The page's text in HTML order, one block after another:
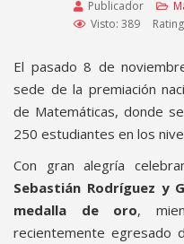
Publicador
Visto: 389
El pasado 8 de
sede de la premiación
de Matemáticas, donde
250 estudiantes en los
Con gran alegría
Sebastián Rodríguez y
medalla de oro,
recientemente egresado